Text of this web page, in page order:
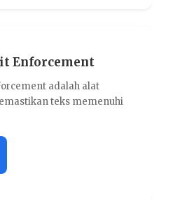
Enforcement
adalah alat
teks memenuhi